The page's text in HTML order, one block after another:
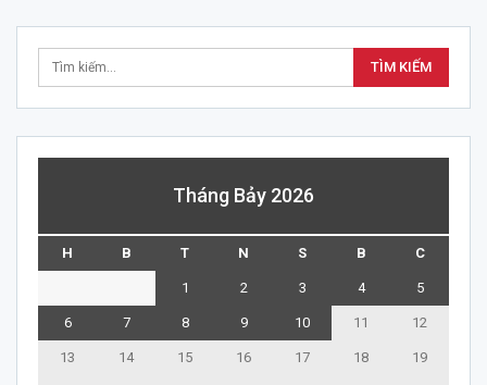
Tháng Bảy 2026
H B T N S B C
1 2 3 4 5
6 7 8 9 10 11 12
13 14 15 16 17 18 19